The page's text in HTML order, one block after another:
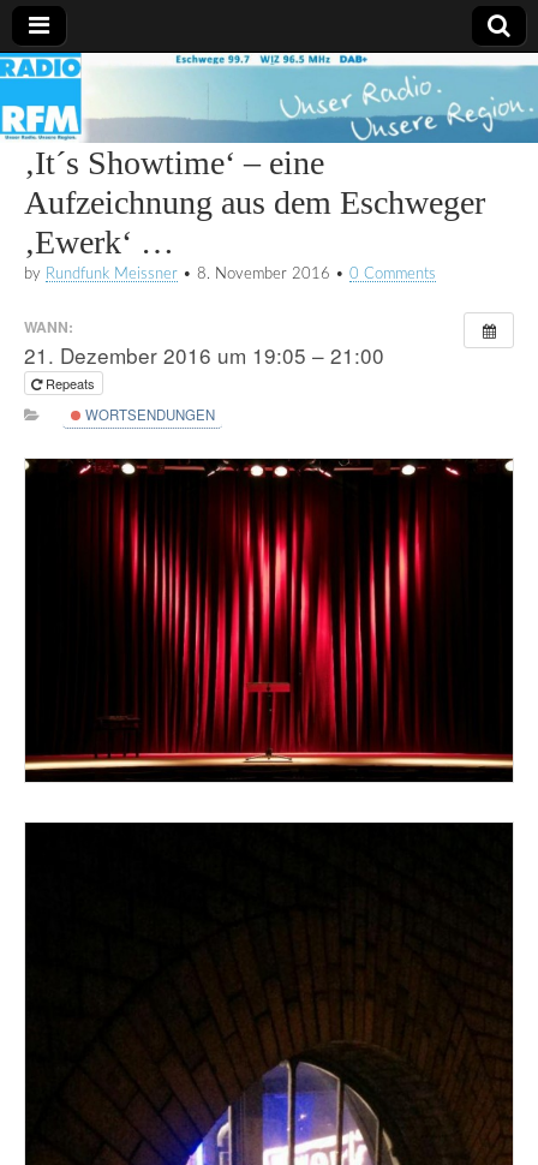
Radio
RFM
‚It´s Showtime‘ – eine
Aufzeichnung aus dem Eschweger
‚Ewerk‘ …
by Rundfunk Meissner • 8. November 2016 • 0 Comments
WANN:
21. Dezember 2016 um 19:05 – 21:00
Repeats
WORTSENDUNGEN